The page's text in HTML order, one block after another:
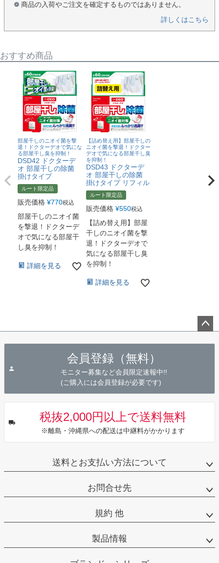
商品の入荷やご注文を確定するものではありません。
詳しくはこちら
おすすめ商品
部屋干しのニオイ菌を撃
退！ドクターデオで気にな
る部屋干し臭を抑制！
DSD42 ドクターデ
オ 部屋干しの除菌
掛けタイプ
ルート限定品
販売価格 ¥770税込
部屋干しのニオイ菌
を撃退！ドクターデ
オで気になる部屋干
し臭を抑制！
詳細を見る
【詰め替え用】部屋干しの
ニオイ菌を撃退！ドクター
デオで気になる部屋干し臭
を抑制！
DSD43 ドクターデ
オ 部屋干しの除菌
掛けタイプ リフィル
ルート限定品
販売価格 ¥550税込
【詰め替え用】部屋
干しのニオイ菌を撃
退！ドクターデオで
気になる部屋干し臭
を抑制！
詳細を見る
会員登録（無料）
モニター募集など会員限定速報中!!
(ご購入には会員登録が必要です)
税抜2,000円以上で送料無料
※離島・沖縄県への配送は中継料がかかります
送料とお支払い方法について
お問合せ先
規約 他
製品情報